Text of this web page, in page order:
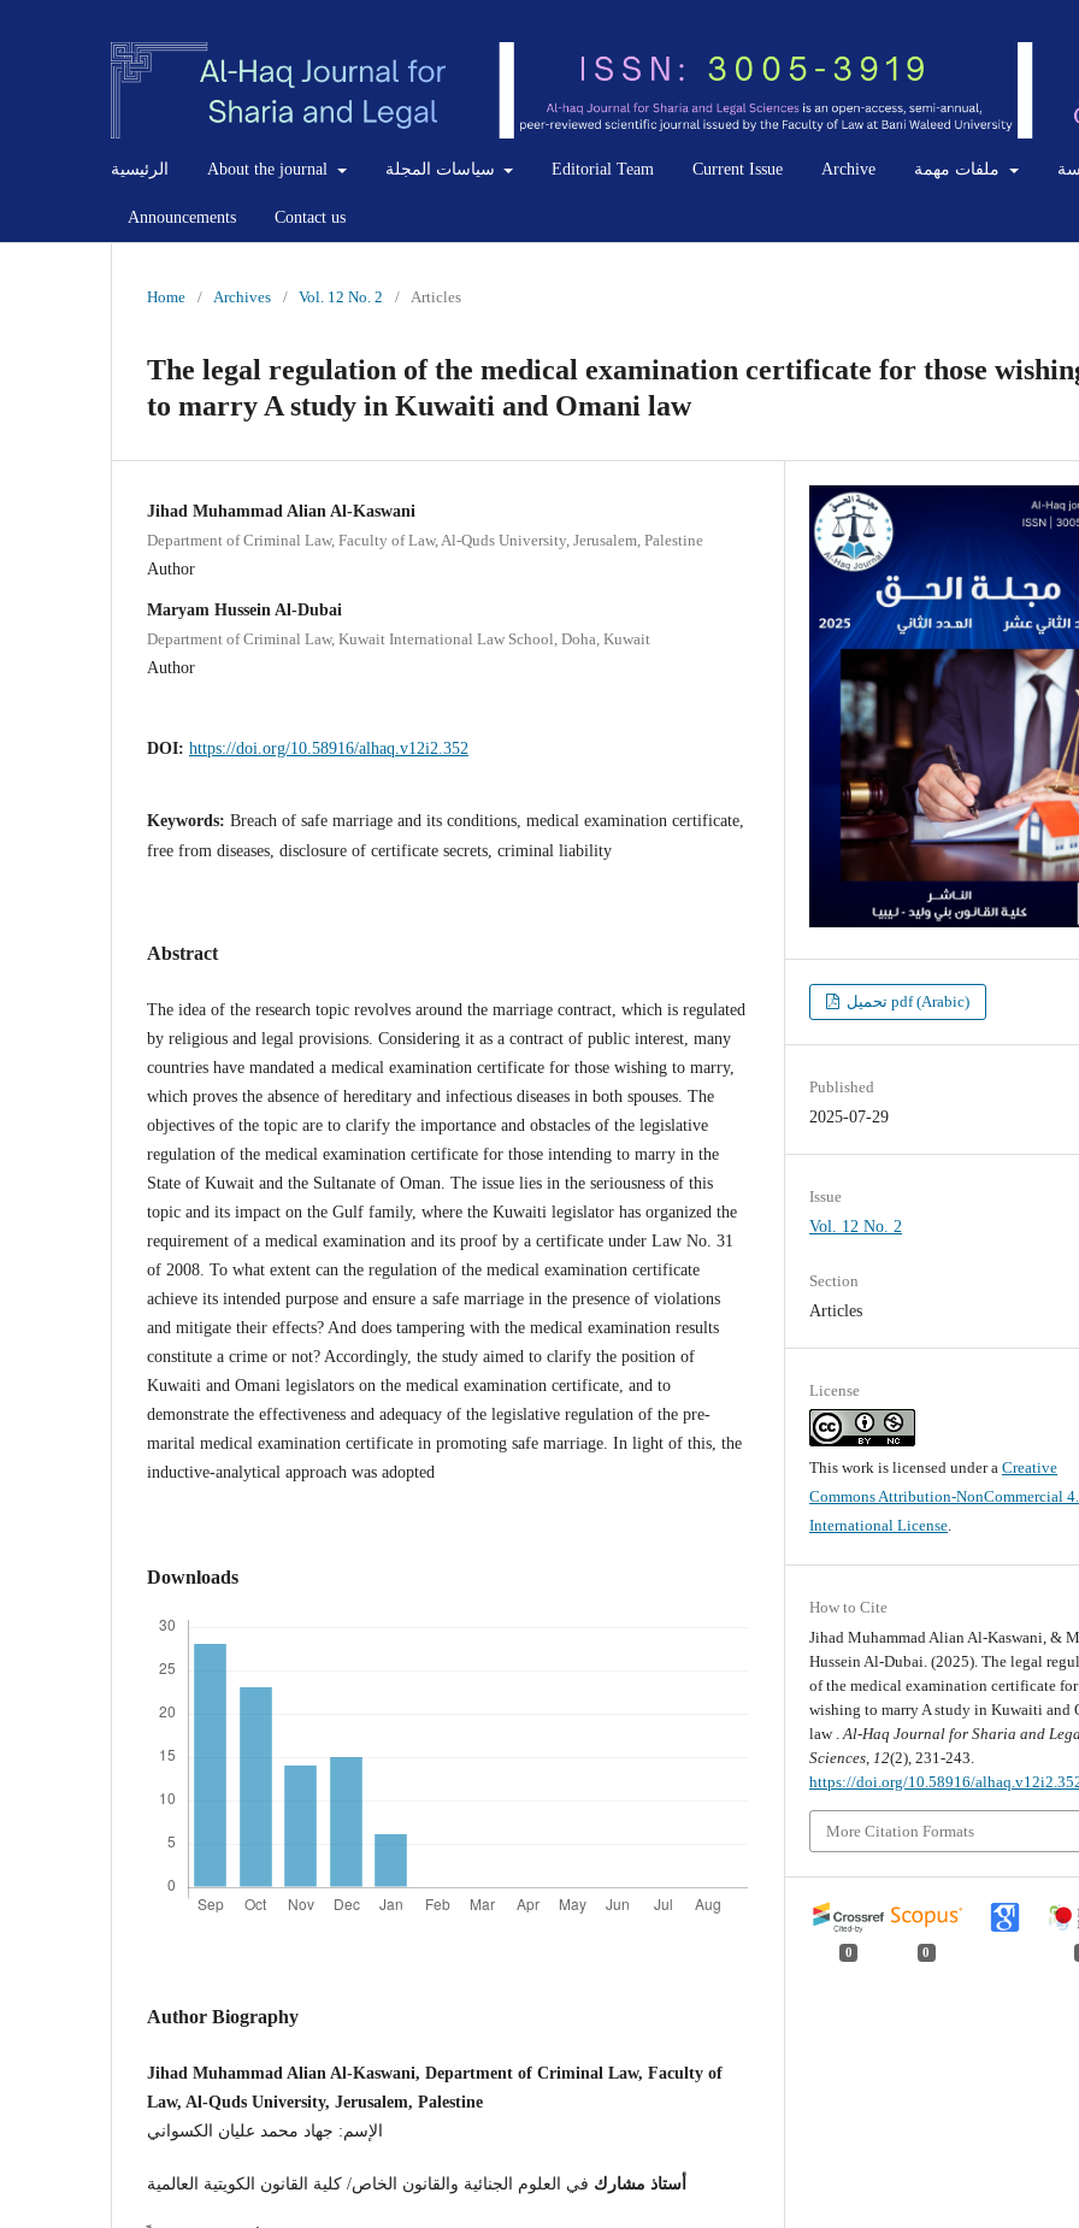
الرئيسية About the journal Editorial Team Current Issue Archive
Announcements Contact us
Home / Archives / Vol. 12 No. 2 / Articles
The legal regulation of the medical examination certificate for those
to marry A study in Kuwaiti and Omani law
Jihad Muhammad Alian Al-Kaswani
Department of Criminal Law, Faculty of Law, Al-Quds University, Jerusalem, Palestine
Author
Maryam Hussein Al-Dubai
Department of Criminal Law, Kuwait International Law School, Doha, Kuwait
Author
DOI: https://doi.org/10.58916/alhaq.v12i2.352
Keywords: Breach of safe marriage and its conditions, medical examination certificate,
free from diseases, disclosure of certificate secrets, criminal liability
Abstract
The idea of the research topic revolves around the marriage contract, which is regulated
by religious and legal provisions. Considering it as a contract of public interest, many
countries have mandated a medical examination certificate for those wishing to marry,
which proves the absence of hereditary and infectious diseases in both spouses. The
objectives of the topic are to clarify the importance and obstacles of the legislative
regulation of the medical examination certificate for those intending to marry in the
State of Kuwait and the Sultanate of Oman. The issue lies in the seriousness of this
topic and its impact on the Gulf family, where the Kuwaiti legislator has organized the
requirement of a medical examination and its proof by a certificate under Law No. 31
of 2008. To what extent can the regulation of the medical examination certificate
achieve its intended purpose and ensure a safe marriage in the presence of violations
and mitigate their effects? And does tampering with the medical examination results
constitute a crime or not? Accordingly, the study aimed to clarify the position of
Kuwaiti and Omani legislators on the medical examination certificate, and to
demonstrate the effectiveness and adequacy of the legislative regulation of the pre-
marital medical examination certificate in promoting safe marriage. In light of this, the
inductive-analytical approach was adopted
Downloads
Author Biography
Jihad Muhammad Alian Al-Kaswani, Department of Criminal Law, Faculty of
Law, Al-Quds University, Jerusalem, Palestine
الإسم: جهاد محمد عليان الكسواني
أستاذ مشارك في العلوم الجنائية والقانون الخاص/ كلية القانون الكويتية العالمية
تحميل pdf (Arabic)
Published
2025-07-29
Issue
Vol. 12 No. 2
Section
Articles
License
This work is licensed under aCreative
Commons Attribution-NonCommercial
International License.
How to Cite
Jihad Muhammad Alian Al-Kaswani, &
Hussein Al-Dubai. (2025). The legal
of the medical examination certificate
wishing to marry A study in Kuwaiti and
law .Al-Haq Journal for Sharia and
Sciences,12(2), 231-243.
https://doi.org/10.58916/
More Citation Formats
0 0